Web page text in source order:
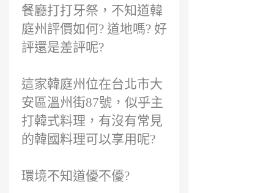
餐廳打打牙祭，不知道韓
庭州評價如何? 道地嗎? 好
評還是差評呢?
這家韓庭州位在台北市大
安區溫州街87號，似乎主
打韓式料理，有沒有常見
的韓國料理可以享用呢?
環境不知道優不優?